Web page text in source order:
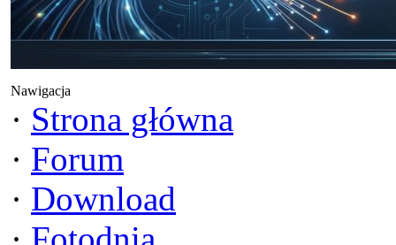
Nawigacja
· Strona główna
· Forum
· Download